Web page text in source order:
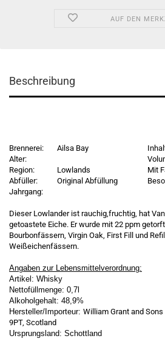
AUF DEN
Beschreibung
Brennerei: Ailsa Bay
Alter:
Region:
Lowlands Mit
Abfüller:
Original Abfüllung
Jahrgang:
Dieser Lowlander ist rauchig,fruchtig, hat
getoastete Eiche. Er wurde mit 22 ppm
Bourbonfässern, Virgin Oak, First Fill und
Weißeichenfässern.
Angaben zur Lebensmittelverordnung:
Artikel: Whisky
Nettofüllmenge: 0,7l
Alkoholgehalt: 48,9%
Hersteller/Importeur: William Grant and
9PT, Scotland
Ursprungsland: Schottland